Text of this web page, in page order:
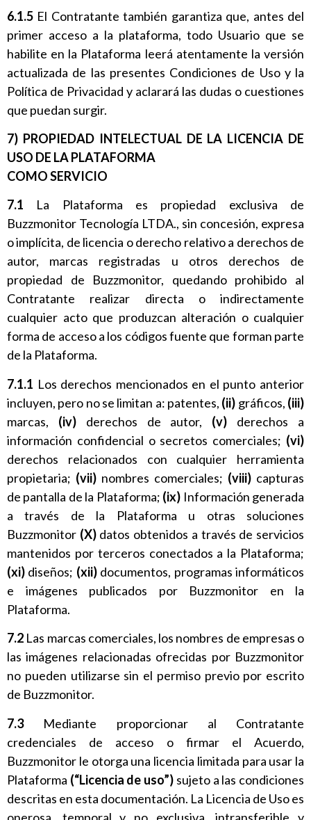
6.1.5 El Contratante también garantiza que, antes del
primer acceso a la plataforma, todo Usuario que se
habilite en la Plataforma leerá atentamente la versión
actualizada de las presentes Condiciones de Uso y la
Política de Privacidad y aclarará las dudas o cuestiones
que puedan surgir.
7) PROPIEDAD INTELECTUAL DE LA LICENCIA DE
USO DE LA PLATAFORMA
COMO SERVICIO
7.1 La Plataforma es propiedad exclusiva de
Buzzmonitor Tecnología LTDA., sin concesión, expresa
o implícita, de licencia o derecho relativo a derechos de
autor, marcas registradas u otros derechos de
propiedad de Buzzmonitor, quedando prohibido al
Contratante realizar directa o indirectamente
cualquier acto que produzcan alteración o cualquier
forma de acceso a los códigos fuente que forman parte
de la Plataforma.
7.1.1 Los derechos mencionados en el punto anterior
incluyen, pero no se limitan a: patentes, (ii) gráficos, (iii)
marcas, (iv) derechos de autor, (v) derechos a
información confidencial o secretos comerciales; (vi)
derechos relacionados con cualquier herramienta
propietaria; (vii) nombres comerciales; (viii) capturas
de pantalla de la Plataforma; (ix) Información generada
a través de la Plataforma u otras soluciones
Buzzmonitor (X) datos obtenidos a través de servicios
mantenidos por terceros conectados a la Plataforma;
(xi) diseños; (xii) documentos, programas informáticos
e imágenes publicados por Buzzmonitor en la
Plataforma.
7.2 Las marcas comerciales, los nombres de empresas o
las imágenes relacionadas ofrecidas por Buzzmonitor
no pueden utilizarse sin el permiso previo por escrito
de Buzzmonitor.
7.3 Mediante proporcionar al Contratante
credenciales de acceso o firmar el Acuerdo,
Buzzmonitor le otorga una licencia limitada para usar la
Plataforma (“Licencia de uso”) sujeto a las condiciones
descritas en esta documentación. La Licencia de Uso es
onerosa, temporal y no exclusiva, intransferible y